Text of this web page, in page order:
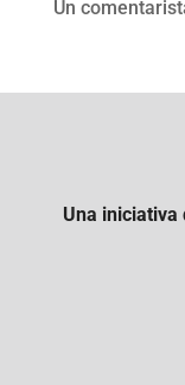
Un
Una iniciativa